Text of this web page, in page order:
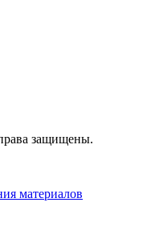
защищены.
материалов